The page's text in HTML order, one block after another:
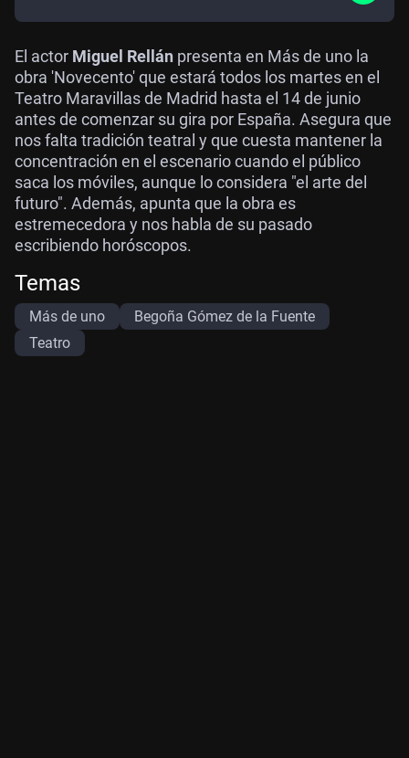
El actor Miguel Rellán presenta en Más de uno la
obra 'Novecento' que estará todos los martes en el
Teatro Maravillas de Madrid hasta el 14 de junio
antes de comenzar su gira por España. Asegura que
nos falta tradición teatral y que cuesta mantener la
concentración en el escenario cuando el público
saca los móviles, aunque lo considera "el arte del
futuro". Además, apunta que la obra es
estremecedora y nos habla de su pasado
escribiendo horóscopos.
Temas
Más de uno
Begoña Gómez de la Fuente
Teatro